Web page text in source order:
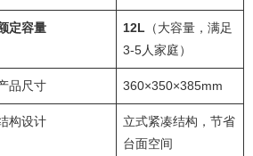
定容量 12L （大容量，满足
3-5人家庭）
品尺寸 360×350×385mm
构设计
立式紧凑结构，节省
台面空间